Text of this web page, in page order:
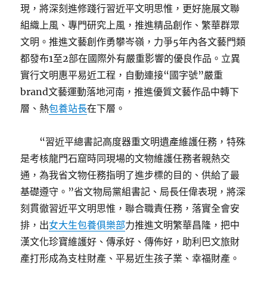
現，將深刻進修踐行習近平文明思惟，更好施展文聯
組織上風、專門研究上風，推進精品創作、繁華群眾
文明。推進文藝創作勇攀岑嶺，力爭5年內各文藝門類
都發布1至2部在國際外有嚴重影響的優良作品。立異
實行文明惠平易近工程，自動連接“國字號”嚴重
brand文藝運動落地河南，推進優質文藝作品中轉下
層、熱包養站長在下層。
“習近平總書記高度器重文明遺產維護任務，特殊
是考核龍門石窟時同現場的文物維護任務者親熱交
通，為我省文物任務指明了進步標的目的、供給了最
基礎遵守。”省文物局黨組書記、局長任偉表現，將深
刻貫徹習近平文明思惟，聯合職責任務，落實全會安
排，出女大生包養俱樂部力推進文明繁華昌隆，把中
漢文化珍寶維護好、傳承好、傳佈好，助利巴文旅財
產打形成為支柱財產、平易近生孩子業、幸福財產。